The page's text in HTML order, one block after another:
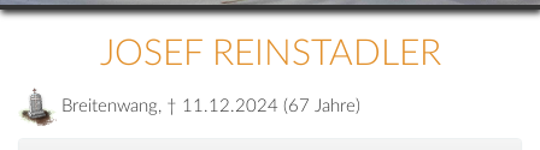
JOSEF REINSTADLER
Breitenwang, † 11.12.2024 (67 Jahre)